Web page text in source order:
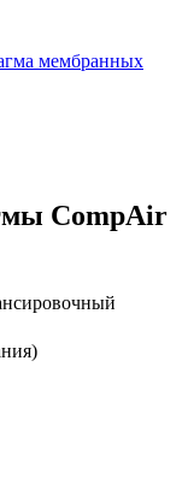
мембранных
CompAir